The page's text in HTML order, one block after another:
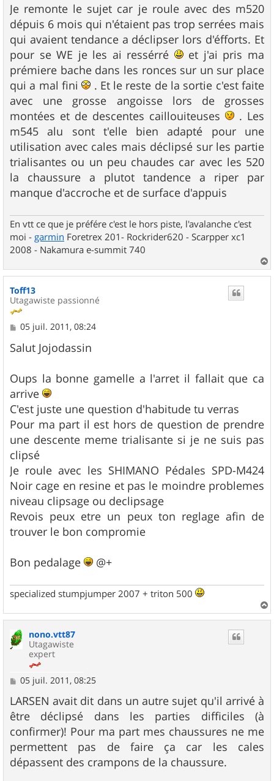
s
s
a
g
e
Je remonte le sujet car je roule avec des m520
dépuis 6 mois qui n'étaient pas trop serrées mais
qui avaient tendance a déclipser lors d'éfforts. Et
pour se WE je les ai ressérré
et j'ai pris ma
prémiere bache dans les ronces sur un sur place
qui a mal fini
. Et le reste de la sortie c'est faite
avec une grosse angoisse lors de grosses
montées et de descentes caillouiteuses
. Les
m545 alu sont t'elle bien adapté pour une
utilisation avec cales mais déclipsé sur les partie
trialisantes ou un peu chaudes car avec les 520
la chaussure a plutot tandence a riper par
manque d'accroche et de surface d'appuis
En vtt ce que je préfére c'est le hors piste, l'avalanche c'est
moi - garmin Foretrex 201- Rockrider620 - Scarpper xc1
2008 - Nakamura e-summit 740
a
Toff13
Utagawiste passionné
M
s
s
g
e
05 juil. 2011, 08:24
Salut Jojodassin
Oups la bonne gamelle a l'arret il fallait que ca
arrive
C'est juste une question d'habitude tu verras
Pour ma part il est hors de question de prendre
une descente meme trialisante si je ne suis pas
clipsé
Je roule avec les SHIMANO Pédales SPD-M424
Noir cage en resine et pas le moindre problemes
niveau clipsage ou declipsage
Revois peux etre un peux ton reglage afin de
trouver le bon compromie
Bon pedalage @+
specialized stumpjumper 2007 + triton 500
a
nono.vtt87
Utagawiste
expert
M
s
s
a
g
e
05 juil. 2011, 08:25
LARSEN avait dit dans un autre sujet qu'il arrivé à
être déclipsé dans les parties difficiles (à
confirmer)! Pour ma part mes chaussures ne me
permettent pas de faire ça car les cales
dépassent des crampons de la chaussure.